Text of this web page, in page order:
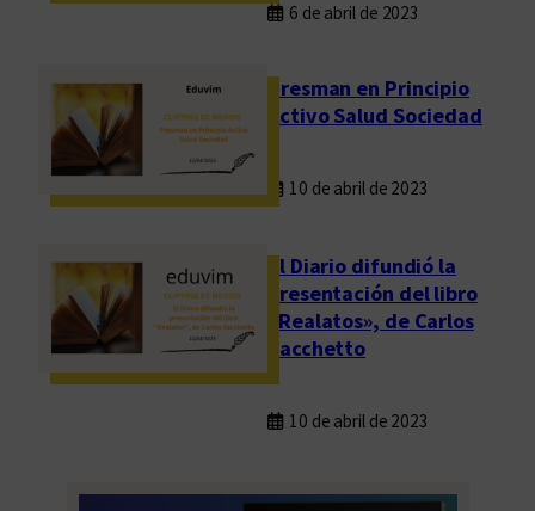
6 de abril de 2023
Presman en Principio
Activo Salud Sociedad
10 de abril de 2023
El Diario difundió la
presentación del libro
«Realatos», de Carlos
Sacchetto
10 de abril de 2023